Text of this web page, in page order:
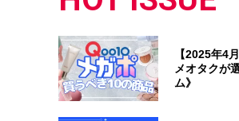
【2025年4
メオタクが
ム》